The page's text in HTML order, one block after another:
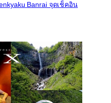
Banrai จุดเช็คอิน